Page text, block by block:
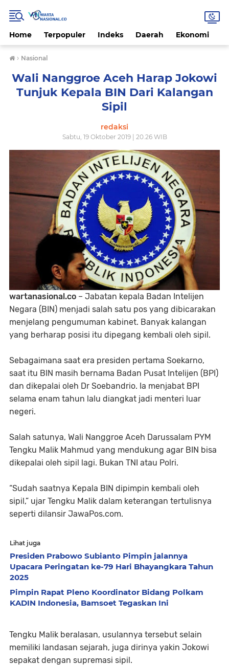
Home Terpopuler Indeks Daerah Ekonomi
› Nasional
Wali Nanggroe Aceh Harap Jokowi
Tunjuk Kepala BIN Dari Kalangan
Sipil
redaksi
Sabtu, 19 Oktober 2019 | 20.26 WIB
wartanasional.co – Jabatan kepala Badan Intelijen
Negara (BIN) menjadi salah satu pos yang dibicarakan
menjelang pengumuman kabinet. Banyak kalangan
yang berharap posisi itu dipegang kembali oleh sipil.
Sebagaimana saat era presiden pertama Soekarno,
saat itu BIN masih bernama Badan Pusat Intelijen (BPI)
dan dikepalai oleh Dr Soebandrio. Ia menjabat BPI
selama enam tahun lalu diangkat jadi menteri luar
negeri.
Salah satunya, Wali Nanggroe Aceh Darussalam PYM
Tengku Malik Mahmud yang mendukung agar BIN bisa
dikepalai oleh sipil lagi. Bukan TNI atau Polri.
“Sudah saatnya Kepala BIN dipimpin kembali oleh
sipil,” ujar Tengku Malik dalam keterangan tertulisnya
seperti dilansir JawaPos.com.
Lihat juga
Presiden Prabowo Subianto Pimpin jalannya
Upacara Peringatan ke-79 Hari Bhayangkara Tahun
2025
Pimpin Rapat Pleno Koordinator Bidang Polkam
KADIN Indonesia, Bamsoet Tegaskan Ini
Tengku Malik beralasan, usulannya tersebut selain
memiliki landasan sejarah, juga dirinya yakin Jokowi
sepakat dengan supremasi sipil.